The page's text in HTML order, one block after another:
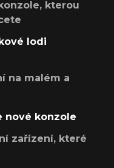
kterou
lodi
na malém a
nové konzole
zařízení, které